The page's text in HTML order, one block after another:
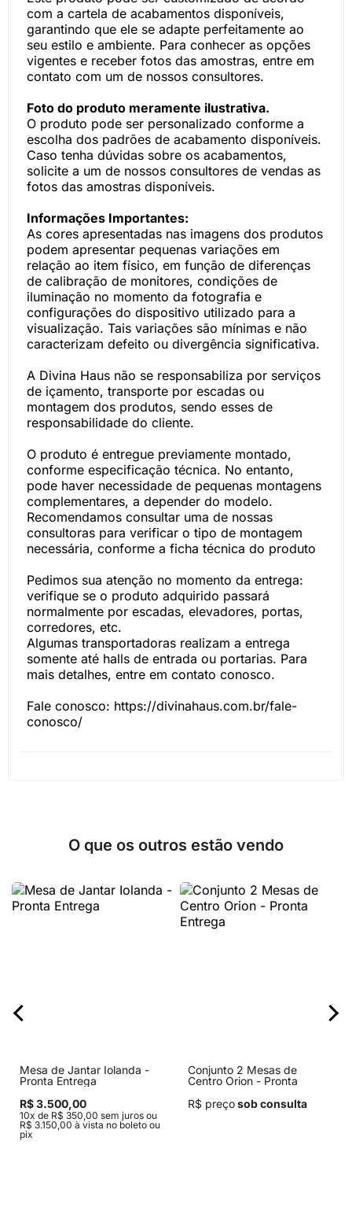
com a cartela de acabamentos disponíveis,
garantindo que ele se adapte perfeitamente ao
seu estilo e ambiente. Para conhecer as opções
vigentes e receber fotos das amostras, entre em
contato com um de nossos consultores.
Foto do produto meramente ilustrativa.
O produto pode ser personalizado conforme a
escolha dos padrões de acabamento disponíveis.
Caso tenha dúvidas sobre os acabamentos,
solicite a um de nossos consultores de vendas as
fotos das amostras disponíveis.
Informações Importantes:
As cores apresentadas nas imagens dos produtos
podem apresentar pequenas variações em
relação ao item físico, em função de diferenças
de calibração de monitores, condições de
iluminação no momento da fotografia e
configurações do dispositivo utilizado para a
visualização. Tais variações são mínimas e não
caracterizam defeito ou divergência significativa.
A Divina Haus não se responsabiliza por serviços
de içamento, transporte por escadas ou
montagem dos produtos, sendo esses de
responsabilidade do cliente.
O produto é entregue previamente montado,
conforme especificação técnica. No entanto,
pode haver necessidade de pequenas montagens
complementares, a depender do modelo.
Recomendamos consultar uma de nossas
consultoras para verificar o tipo de montagem
necessária, conforme a ficha técnica do produto
Pedimos sua atenção no momento da entrega:
verifique se o produto adquirido passará
normalmente por escadas, elevadores, portas,
corredores, etc.
Algumas transportadoras realizam a entrega
somente até halls de entrada ou portarias. Para
mais detalhes, entre em contato conosco.
Fale conosco: https://divinahaus.com.br/fale-
conosco/
O que os outros estão vendo
Mesa de Jantar Iolanda -
Pronta Entrega
R$ 3.500,00
10x de R$ 350,00 sem juros ou
R$ 3.150,00 à vista no boleto ou
pix
Conjunto 2 Mesas de
Centro Orion - Pronta
R$ preçosob consulta